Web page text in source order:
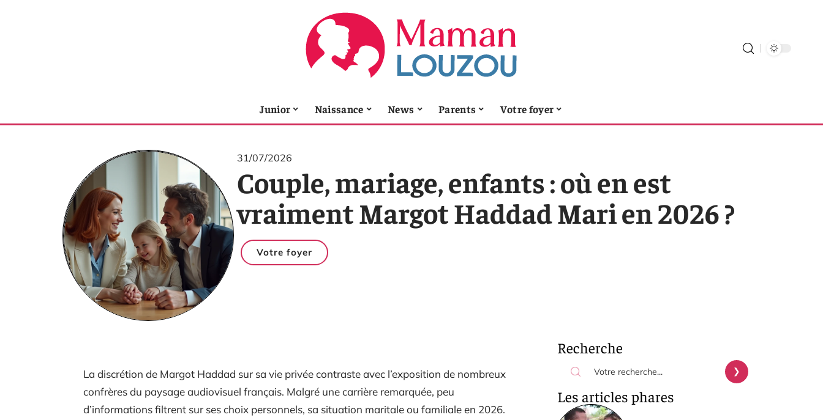
Junior Naissance News Parents Votre foyer
31/07/2026
Couple, mariage, enfants : où en est
vraiment Margot Haddad Mari en 2026 ?
Votre foyer
La discrétion de Margot Haddad sur sa vie privée contraste avec l’exposition de nombreux
confrères du paysage audiovisuel français. Malgré une carrière remarquée, peu
d’informations filtrent sur ses choix personnels, sa situation maritale ou familiale en 2026.
Recherche
Les articles phares